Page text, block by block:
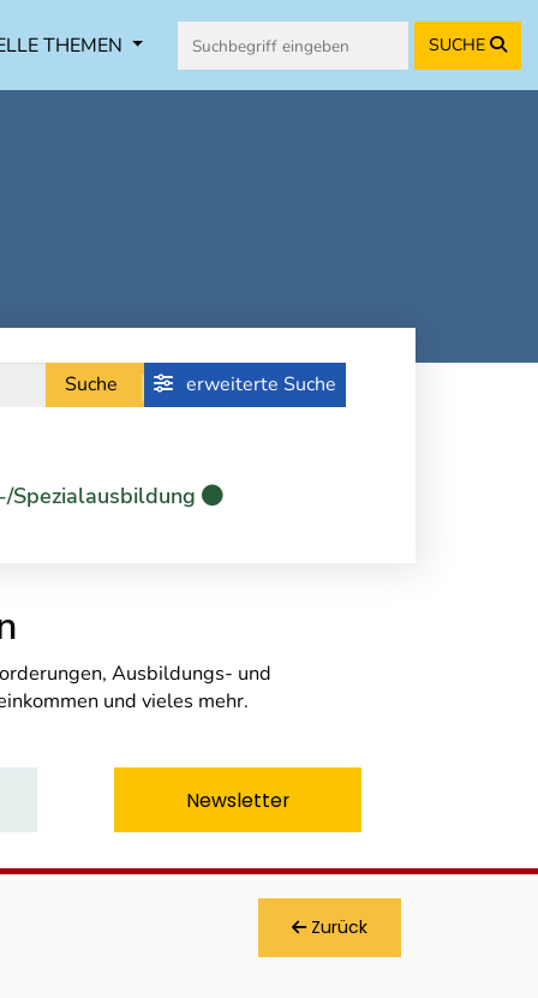
THEMEN SUCHE
Suche erweiterte Suche
Spezialausbildung
Ausbildungs- und
und vieles mehr.
Newsletter
Zurück